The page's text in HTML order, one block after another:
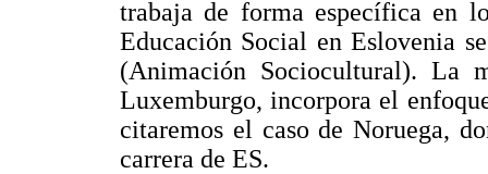
trabaja de forma específica en
Educación Social en Eslovenia
(Animación Sociocultural). La
Luxemburgo, incorpora el
citaremos el caso de Noruega,
carrera de ES.